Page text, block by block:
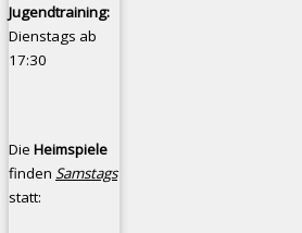
Jugendtraining:
Dienstags ab
17:30
Die Heimspiele
finden Samstags
statt: